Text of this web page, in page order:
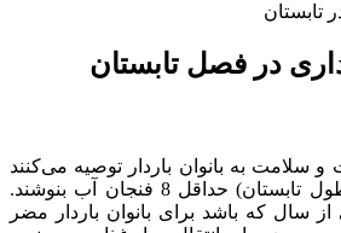
در فصل تابستان
سلامت به بانوان باردار توصیه می‌کنند
که روزانه (به ویژه در طول تابستان) حداقل 8 فنجان آب بنوشند.
سال که باشد برای بانوان باردار مضر